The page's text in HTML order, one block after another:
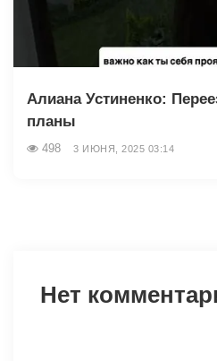
Алиана Устиненко:
планы
498 3 ИЮНЯ, 2025 03:14
Нет